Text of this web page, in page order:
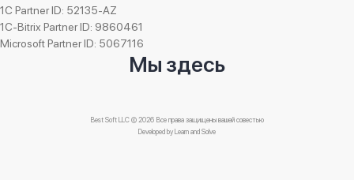
1C Partner ID: 52135-AZ
1C-Bitrix Partner ID: 9860461
Microsoft Partner ID: 5067116
Мы здесь
Best Soft LLC © 2026 Все права защищены вашей совестью
Developed byLearn and Solve